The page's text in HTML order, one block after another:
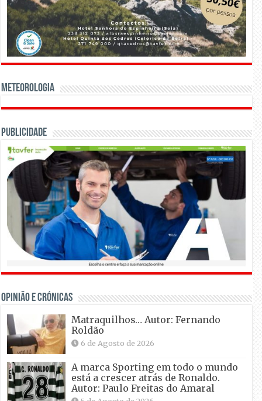
Meteorologia
Publicidade
OPINIÃO E CRÓNICAS
Matraquilhos… Autor: Fernando
Roldão
6 de Agosto de 2026
A marca Sporting em todo o mundo
está a crescer atrás de Ronaldo.
Autor: Paulo Freitas do Amaral